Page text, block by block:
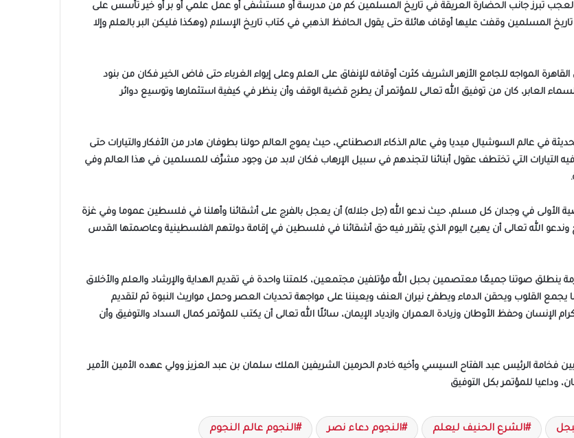
تبرز جانب الحضارة العريقة في تاريخ المسلمين كم من مدرسة أو مستشفى أو عمل علمي أو بر أو خير تأسس على
المسلمين وقفت عليها أوقاف هائلة حتى يقول الحافظ الذهبي في كتاب تاريخ الإسلام (وهكذا فليكن البر بالعلم وإلا
المواجه للجامع الأزهر الشريف كثرت أوقافه للإنفاق على العلم وعلى إيواء الغرباء حتى فاض الخير فكان من بنود
العابر، كان من توفيق الله تعالى للمؤتمر أن يطرح قضية الوقف وأن ينظر في كيفية استثمارها وتوسيع دوائر
في عالم السوشيال ميديا وفي عالم الذكاء الاصطناعي، حيث يموج العالم حولنا بطوفان هادر من الأفكار والتيارات حتى
التيارات التي تختطف عقول أبنائنا لتجندهم في سبيل الإرهاب فكان لابد من وجود مشرِّف للمسلمين في هذا العالم وفي
في وجدان كل مسلم، حيث ندعو الله (جل جلاله) أن يعجل بالفرج على أشقائنا وأهلنا في فلسطين عموما وفي غزة
الله تعالى أن يهيئ اليوم الذي يتقرر فيه حق أشقائنا في فلسطين في إقامة دولتهم الفلسطينية وعاصمتها القدس
ينطلق صوتنا جميعًا معتصمين بحبل الله مؤتلفين مجتمعين، كلمتنا واحدة في تقديم الهداية والإرشاد والعلم والأخلاق
يجمع القلوب ويحقن الدماء ويطفئ نيران العنف ويعيننا على مواجهة تحديات العصر وحمل مواريث النبوة ثم لتقديم
الإنسان وحفظ الأوطان وزيادة العمران وازدياد الإيمان، سائلًا الله تعالى أن يكتب للمؤتمر كمال السداد والتوفيق وأن
بين فخامة الرئيس عبد الفتاح السيسي وأخيه خادم الحرمين الشريفين الملك سلمان بن عبد العزيز وولي عهده الأمين الأمير
وداعيا للمؤتمر بكل التوفيق
الشرع الحنيف ليعلم النجوم دعاء نصر النجوم عالم النجوم